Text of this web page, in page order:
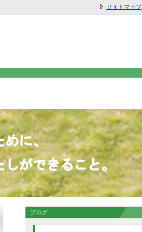
ブログ
サイトマップ